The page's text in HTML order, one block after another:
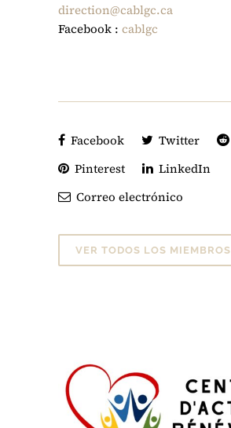
direction@cablgc.ca
Facebook : cablgc
Facebook Twitter
Pinterest
LinkedIn
Correo electrónico
VER TODOS LOS MIEMBROS